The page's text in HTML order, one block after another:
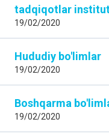
tаdqiqotlаr
19/02/2020
Hududiy bo'limlar
19/02/2020
Boshqarma
19/02/2020